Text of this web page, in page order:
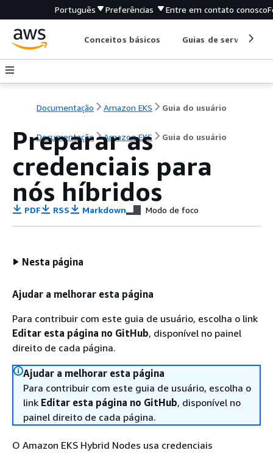
Português Preferências Entre em contato conosco
Conceitos básicos Guias de serviço
Documentação Amazon EKS Guia do usuário
Documentação Amazon EKS Guia do usuário
Preparar as
credenciais para
nós híbridos
PDF RSS Markdown Modo de foco
Nesta página
Ajudar a melhorar esta página
Para contribuir com este guia de usuário, escolha o link
Editar esta página no GitHub, disponível no painel
direito de cada página.
Ajudar a melhorar esta página
Para contribuir com este guia de usuário, escolha o
link Editar esta página no GitHub, disponível no
painel direito de cada página.
O Amazon EKS Hybrid Nodes usa credenciais